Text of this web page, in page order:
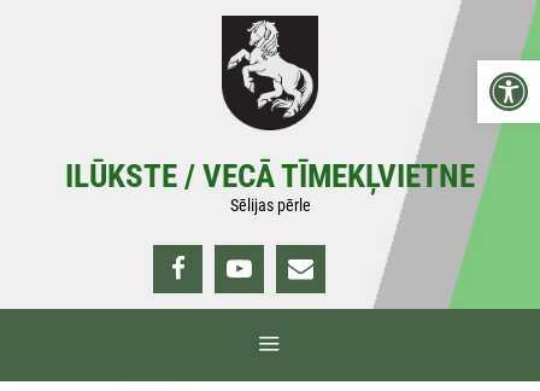
ILŪKSTE / VECĀ TĪMEKĻVIETNE
Sēlijas pērle